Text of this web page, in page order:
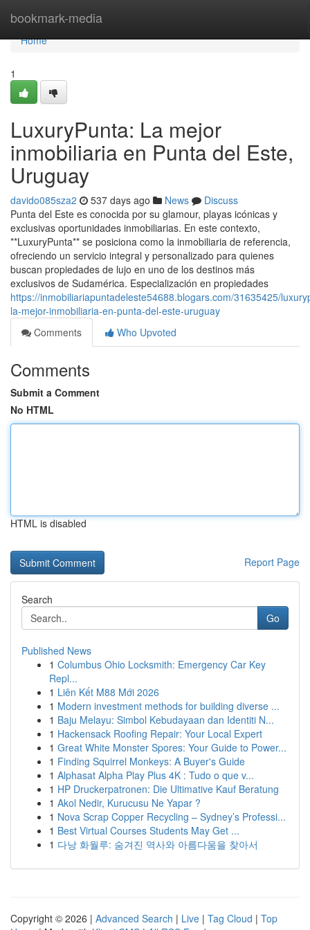
bookmark-media
Home
Home
1
LuxuryPunta: La mejor
inmobiliaria en Punta del Este,
Uruguay
davido085sza2 537 days ago News
Discuss
Punta del Este es conocida por su glamour, playas icónicas y
exclusivas oportunidades inmobiliarias. En este contexto,
**LuxuryPunta** se posiciona como la inmobiliaria de referencia,
ofreciendo un servicio integral y personalizado para quienes
buscan propiedades de lujo en uno de los destinos más
exclusivos de Sudamérica. Especialización en propiedades
https://inmobiliariapuntadeleste54688.blogars.com/31635425/
la-mejor-inmobiliaria-en-punta-del-este-uruguay
Comments
Who Upvoted
Comments
Submit a Comment
No HTML
HTML is disabled
Report Page
Search
Go
Published News
1 Columbus Ohio Locksmith: Emergency Car Key
Repl...
1 Liên Kết M88 Mới 2026
1 Modern investment methods for building diverse ...
1 Baju Melayu: Simbol Kebudayaan dan Identiti N...
1 Hackensack Roofing Repair: Your Local Expert
1 Great White Monster Spores: Your Guide to Power...
1 Finding Squirrel Monkeys: A Buyer's Guide
1 Alphasat Alpha Play Plus 4K : Tudo o que v...
1 HP Druckerpatronen: Die Ultimative Kauf Beratung
1 Akol Nedir, Kurucusu Ne Yapar ?
1 Nova Scrap Copper Recycling – Sydney’s Professi...
1 Best Virtual Courses Students May Get ...
1 다낭 화월루: 숨겨진 역사와 아름다움을 찾아서
Copyright © 2026 | Advanced Search | Live | Tag Cloud | Top